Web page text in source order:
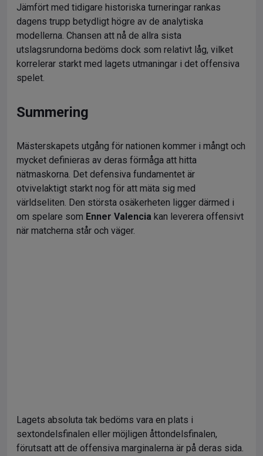
Jämfört med tidigare historiska turneringar rankas
dagens trupp betydligt högre av de analytiska
modellerna. Chansen att nå de allra sista
utslagsrundorna bedöms dock som relativt låg, vilket
korrelerar starkt med lagets utmaningar i det offensiva
spelet.
Summering
Mästerskapets utgång för nationen kommer i mångt och
mycket definieras av deras förmåga att hitta
nätmaskorna. Det defensiva fundamentet är
otvivelaktigt starkt nog för att mäta sig med
världseliten. Den största osäkerheten ligger därmed i
om spelare som Enner Valencia kan leverera offensivt
när matcherna står och väger.
Lagets absoluta tak bedöms vara en plats i
sextondelsfinalen eller möjligen åttondelsfinalen,
förutsatt att de offensiva marginalerna är på deras sida.